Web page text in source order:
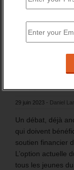
Quels
29 juin 2023 - Daniel
Un débat, déjà
qui doivent
soutien financier
L’option actuelle
tous les jeunes